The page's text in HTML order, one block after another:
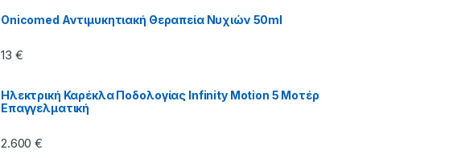
Onicomed Αντιμυκητιακή Θεραπεία Νυχιών 50ml
13 €
Ηλεκτρική Καρέκλα Ποδολογίας Infinity Motion 5 Μοτέρ
Επαγγελματική
2.600€